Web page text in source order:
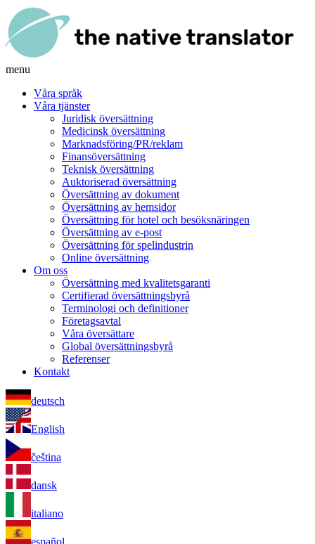
menu
Våra språk
Våra tjänster
Juridisk översättning
Medicinsk översättning
Marknadsföring/PR/reklam
Finansöversättning
Teknisk översättning
Auktoriserad översättning
Översättning av dokument
Översättning av hemsidor
Översättning för hotel och besöksnäringen
Översättning av e-post
Översättning för spelindustrin
Online översättning
Om oss
Översättning med kvalitetsgaranti
Certifierad översättningsbyrå
Terminologi och definitioner
Företagsavtal
Våra översättare
Global översättningsbyrå
Referenser
Kontakt
deutsch
English
čeština
dansk
italiano
español